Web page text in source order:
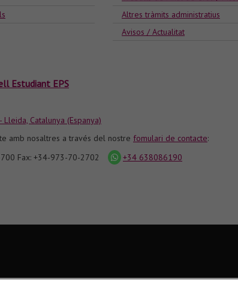
Altres tràmits administratius
Avisos / Actualitat
Estudiant EPS
Catalunya (Espanya)
amb nosaltres a través del nostre fomulari de contacte:
Fax: +34-973-70-2702
icona
whatsapp
+34 638086190